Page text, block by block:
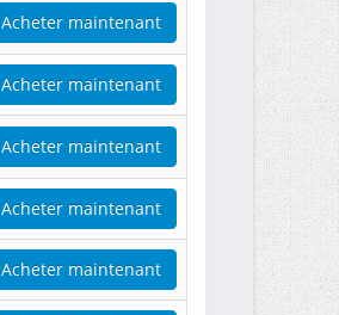
Acheter maintenant
Acheter maintenant
Acheter maintenant
Acheter maintenant
Acheter maintenant